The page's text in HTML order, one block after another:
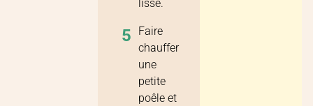
lisse.
5
Faire
chauffer
une
petite
poêle et